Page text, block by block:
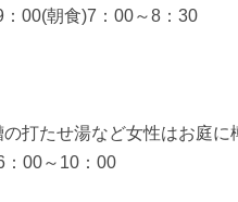
00(朝食)7：00～8：30
打たせ湯など女性はお庭に
：00～10：00